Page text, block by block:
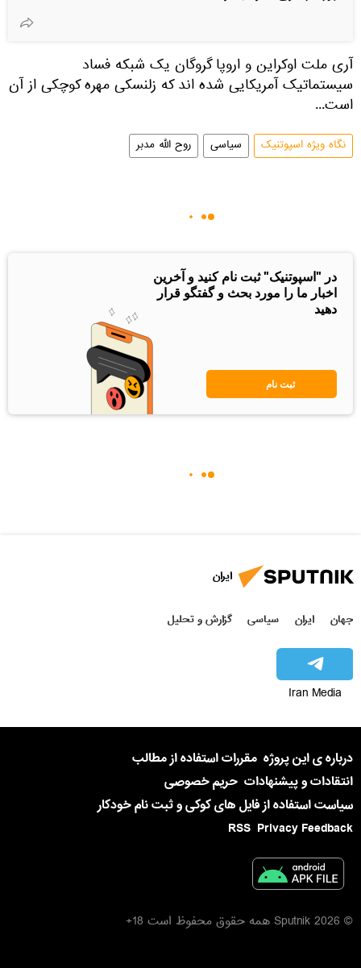
آری ملت اوکراین و اروپا گروگان یک شبکه فساد
سیستماتیک آمریکایی شده اند که زلنسکی مهره کوچکی از آن
است...
نگاه ویژه اسپوتنیک سیاسی روح الله مدبر
در "اسپوتنیک" ثبت نام کنید و آخرین
اخبار ما را مورد بحث و گفتگو قرار
دهید
ثبت نام
ایران
جهان ایران سیاسی گزارش و تحلیل
Iran Media
درباره ی این پروژه مقررات استفاده از مطالب
انتقادات و پیشنهادات حریم خصوصی
سیاست استفاده از فایل های کوکی و ثبت نام خودکار
Privacy Feedback
RSS
© 2026 Sputnik همه حقوق محفوظ است 18+